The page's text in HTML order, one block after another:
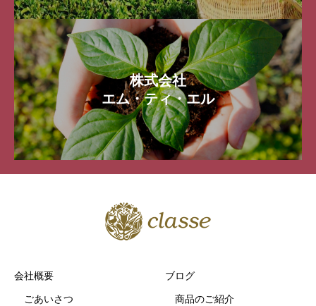
株式会社
エム・ティ・エル
会社概要
ごあいさつ
ブログ
商品のご紹介